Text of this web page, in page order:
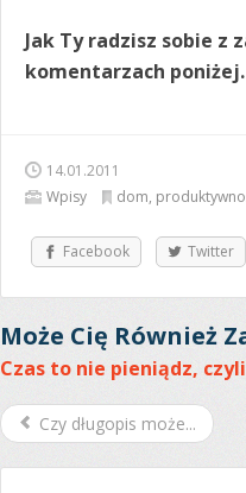
Jak Ty radzisz sobie z
komentarzach poniżej.
14.01.2011
Wpisy
dom,
Facebook Twitter
Może Cię Również
Czas to nie pieniądz,
Czy długopis może...